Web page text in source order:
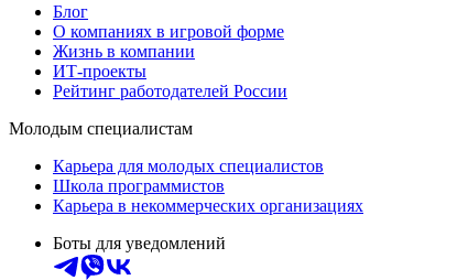
Блог
О компаниях в игровой форме
Жизнь в компании
ИТ-проекты
Рейтинг работодателей России
Молодым специалистам
Карьера для молодых специалистов
Школа программистов
Карьера в некоммерческих организациях
Боты для уведомлений